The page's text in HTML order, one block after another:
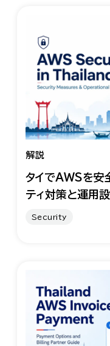
解説
タイでAWSを安
ティ対策と運用
Security